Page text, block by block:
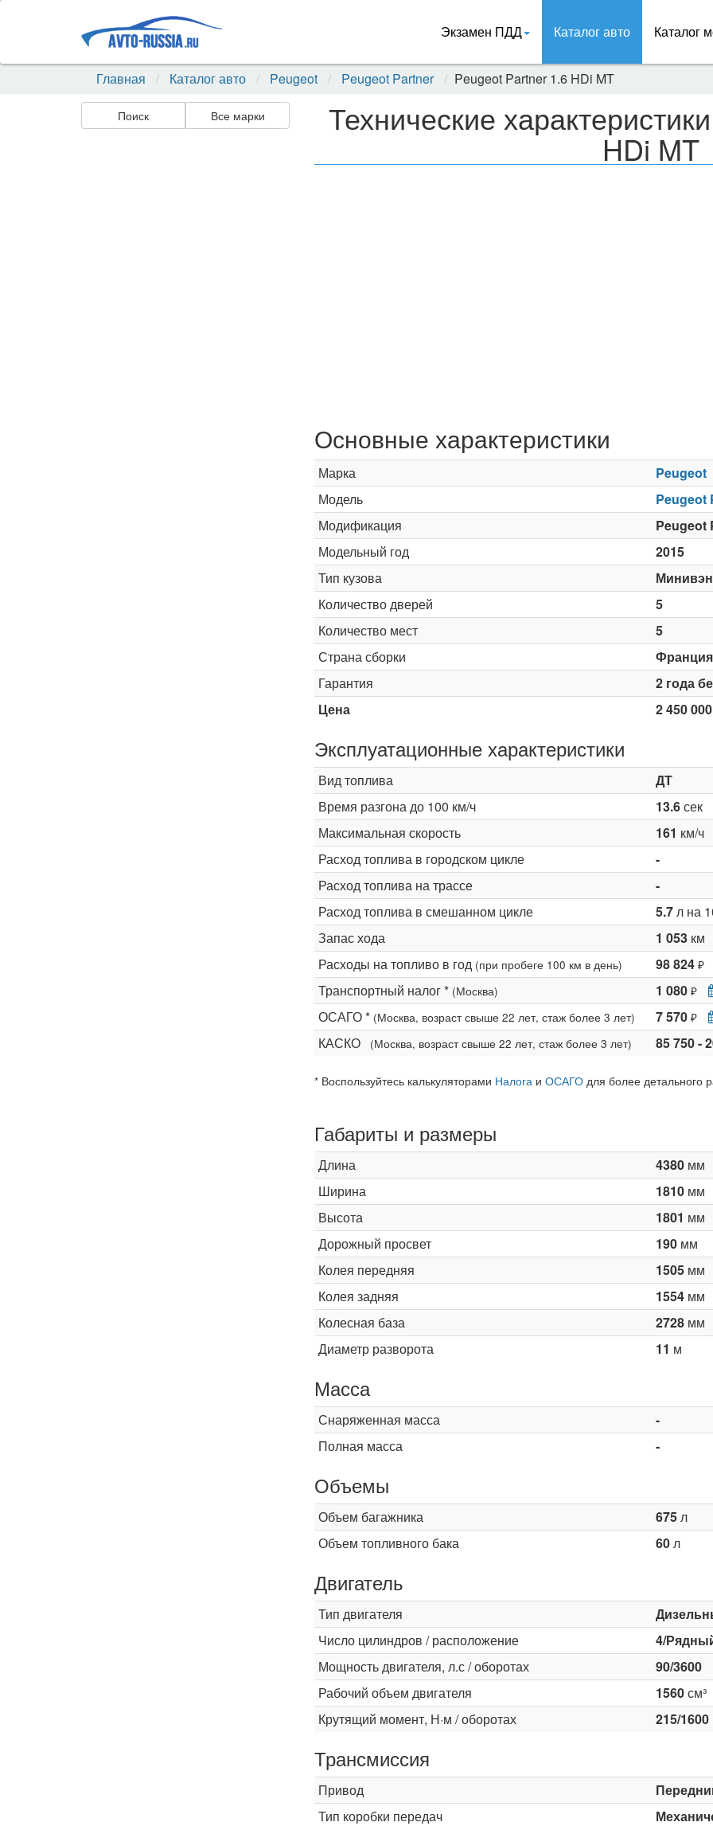
Экзамен ПДД Каталог авто Каталог
Главная Каталог авто Peugeot Peugeot Partner Peugeot Partner 1.6 HDi MT
Поиск Все марки Технические
HDi MT
Основные характеристики
Марка
Peugeot
Модель
Peugeot
Модификация
Peugeot
Модельный год
2015
Тип кузова
Минивэн
Количество дверей
5
Количество мест
5
Страна сборки
Франция
Гарантия
2 года
Цена
2 450 000
Эксплуатационные характеристики
Вид топлива
ДТ
Время разгона до 100 км/ч
13.6сек
Максимальная скорость
161 км/ч
Расход топлива в городском цикле
-
Расход топлива на трассе
-
Расход топлива в смешанном цикле
5.7л на
Запас хода
1 053км
Расходы на топливо в год (при пробеге 100 км в день) 98 824 ₽
Транспортный налог * (Москва) 1 080 ₽
ОСАГО * (Москва, возраст свыше 22 лет, стаж более 3 лет) 7 570 ₽
КАСКО (Москва, возраст свыше 22 лет, стаж более 3 лет) 85 750 -
* Воспользуйтесь калькуляторами Налогаи ОСАГОдля более детального
Габариты и размеры
Длина 4380мм
Ширина
1810мм
Высота
1801 мм
Дорожный просвет
190мм
Колея передняя
1505мм
Колея задняя
1554мм
Колесная база
2728мм
Диаметр разворота
11 м
Масса
Снаряженная масса
-
Полная масса
-
Объемы
Объем багажника 675л
Объем топливного бака
60л
Двигатель
Тип двигателя
Число цилиндров / расположение
4/
Мощность двигателя, л.с / оборотах
90/3600
Рабочий объем двигателя
1560см³
Крутящий момент, Н·м / оборотах
215/1600
Трансмиссия
Привод
Тип коробки передач